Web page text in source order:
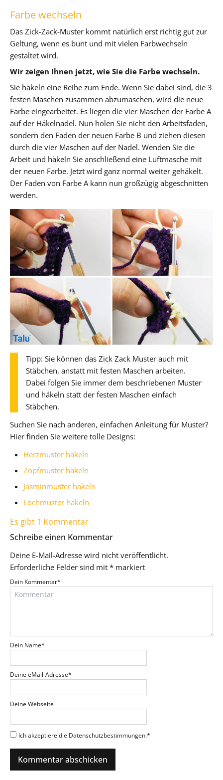
Farbe wechseln
Das Zick-Zack-Muster kommt natürlich erst richtig gut zur
Geltung, wenn es bunt und mit vielen Farbwechseln
gestaltet wird.
Wir zeigen Ihnen jetzt, wie Sie die Farbe wechseln.
Sie häkeln eine Reihe zum Ende. Wenn Sie dabei sind, die 3
festen Maschen zusammen abzumaschen, wird die neue
Farbe eingearbeitet. Es liegen die vier Maschen der Farbe A
auf der Häkelnadel. Nun holen Sie nicht den Arbeitsfaden,
sondern den Faden der neuen Farbe B und ziehen diesen
durch die vier Maschen auf der Nadel. Wenden Sie die
Arbeit und häkeln Sie anschließend eine Luftmasche mit
der neuen Farbe. Jetzt wird ganz normal weiter gehäkelt.
Der Faden von Farbe A kann nun großzügig abgeschnitten
werden.
Tipp: Sie können das Zick Zack Muster auch mit
Stäbchen, anstatt mit festen Maschen arbeiten.
Dabei folgen Sie immer dem beschriebenen Muster
und häkeln statt der festen Maschen einfach
Stäbchen.
Suchen Sie nach anderen, einfachen Anleitung für Muster?
Hier finden Sie weitere tolle Designs:
Herzmuster häkeln
Zopfmuster häkeln
Jasminmuster häkeln
Lochmuster häkeln
Es gibt 1 Kommentar
Schreibe einen Kommentar
Deine E-Mail-Adresse wird nicht veröffentlicht.
Erforderliche Felder sind mit * markiert
Dein Kommentar*
Dein Name*
Deine eMail-Adresse*
Deine Webseite
Ich akzeptiere die Datenschutzbestimmungen.*